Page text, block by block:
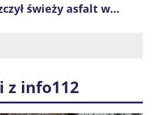
świeży asfalt w
z info112